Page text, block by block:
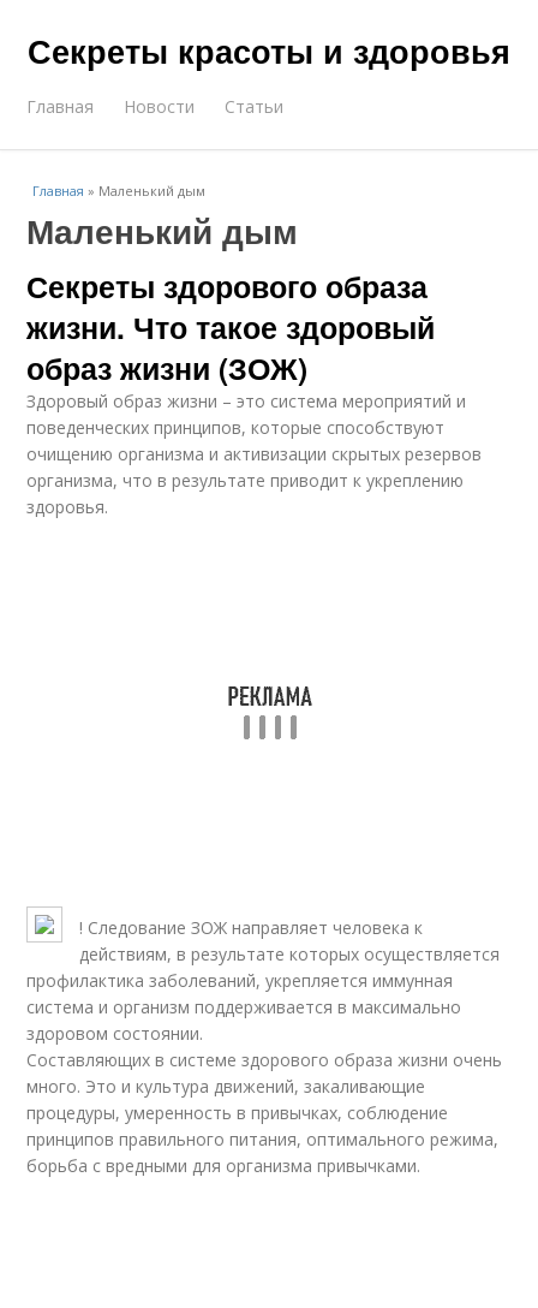
Секреты красоты и здоровья
Главная Новости Статьи
Главная » Маленький дым
Маленький дым
Секреты здорового образа
жизни. Что такое здоровый
образ жизни (ЗОЖ)
Здоровый образ жизни – это система мероприятий и
поведенческих принципов, которые способствуют
очищению организма и активизации скрытых резервов
организма, что в результате приводит к укреплению
здоровья.
! Следование ЗОЖ направляет человека к
действиям, в результате которых осуществляется
профилактика заболеваний, укрепляется иммунная
система и организм поддерживается в максимально
здоровом состоянии.
Составляющих в системе здорового образа жизни очень
много. Это и культура движений, закаливающие
процедуры, умеренность в привычках, соблюдение
принципов правильного питания, оптимального режима,
борьба с вредными для организма привычками.